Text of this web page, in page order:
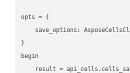
opts = {
save_options:
}
begin
result =